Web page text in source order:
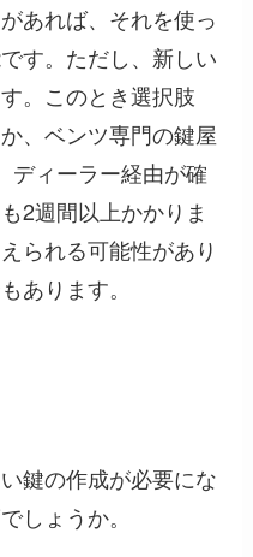
あれば、それを使っ
す。ただし、新しい
。このとき選択肢
、ベンツ専門の鍵屋
ディーラー経由が確
2週間以上かかりま
られる可能性があり
あります。
鍵の作成が必要にな
しょうか。